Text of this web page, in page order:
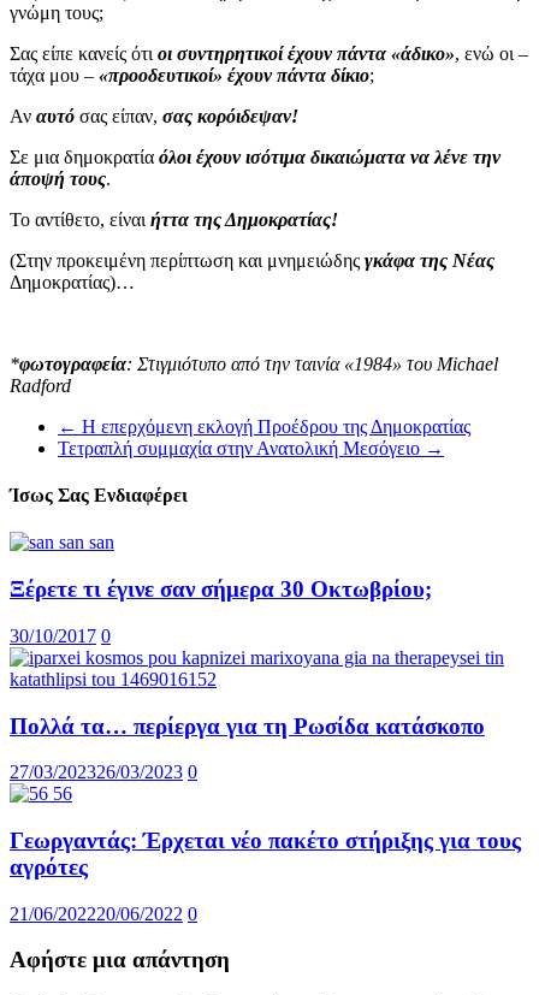
γνώμη τους;
Σας είπε κανείς ότι οι συντηρητικοί έχουν πάντα «άδικο», ενώ οι –
τάχα μου – «προοδευτικοί» έχουν πάντα δίκιο;
Αν αυτό σας είπαν, σας κορόιδεψαν!
Σε μια δημοκρατία όλοι έχουν ισότιμα δικαιώματα να λένε την
άποψή τους.
Το αντίθετο, είναι ήττα της Δημοκρατίας!
(Στην προκειμένη περίπτωση και μνημειώδης γκάφα της Νέας
Δημοκρατίας)…
*φωτογραφεία: Στιγμιότυπο από την ταινία «1984» του Michael
Radford
← Η επερχόμενη εκλογή Προέδρου της Δημοκρατίας
Τετραπλή συμμαχία στην Ανατολική Μεσόγειο →
Ίσως Σας Ενδιαφέρει
Ξέρετε τι έγινε σαν σήμερα 30 Οκτωβρίου;
30/10/2017 0
Πολλά τα… περίεργα για τη Ρωσίδα κατάσκοπο
27/03/202326/03/2023 0
Γεωργαντάς: Έρχεται νέο πακέτο στήριξης για τους
αγρότες
21/06/202220/06/2022 0
Αφήστε μια απάντηση